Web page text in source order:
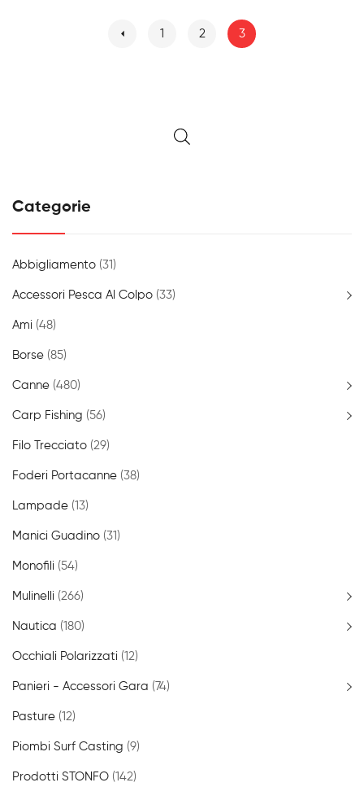
1 2 3
Categorie
Abbigliamento (31)
Accessori Pesca Al Colpo (33)
Ami (48)
Borse (85)
Canne (480)
Carp Fishing (56)
Filo Trecciato (29)
Foderi Portacanne (38)
Lampade (13)
Manici Guadino (31)
Monofili (54)
Mulinelli (266)
Nautica (180)
Occhiali Polarizzati (12)
Panieri - Accessori Gara (74)
Pasture (12)
Piombi Surf Casting (9)
Prodotti STONFO (142)